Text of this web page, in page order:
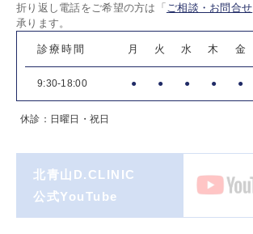
折り返し電話をご希望の方は「 ご相談・お問合せ
承ります。
診療時間 月 火 水 木 金
9:30-18:00 ● ● ● ● ●
休診：日曜日・祝日
北青山D.CLINIC
公式YouTube